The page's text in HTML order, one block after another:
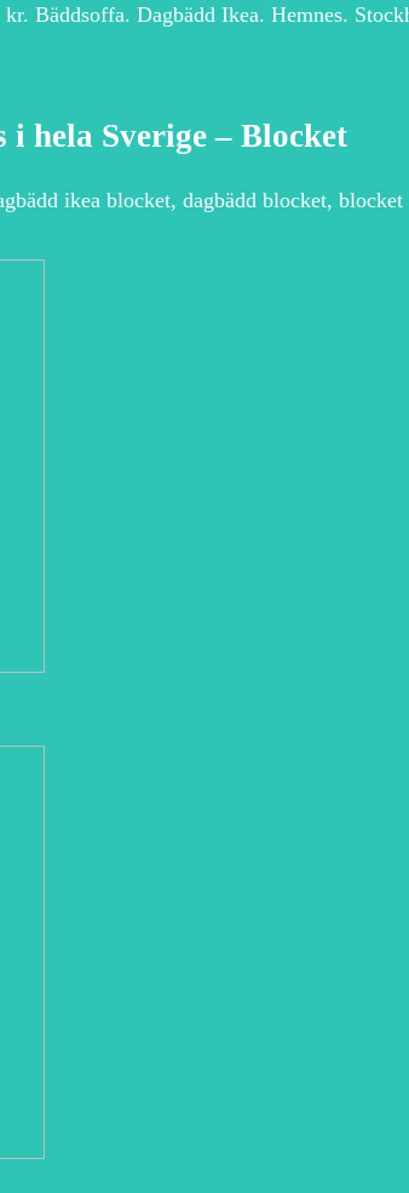
Bäddsoffa. Dagbädd Ikea. Hemnes.
i hela Sverige – Blocket
ikea blocket, dagbädd blocket, blocket